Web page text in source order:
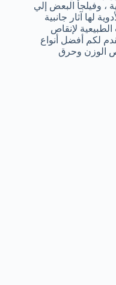
، وفيلجأ البعض إلي
لها آثار جانبية
لإنقاص
لكم أفضل أنواع
الوزن وحرق